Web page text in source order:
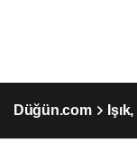
Düğün.com